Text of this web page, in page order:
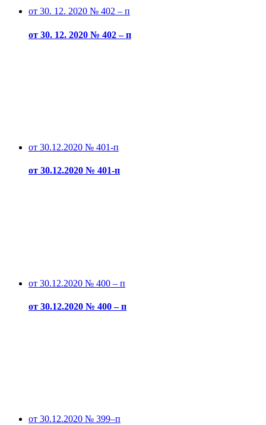
от 30. 12. 2020 № 402 – п
от 30. 12. 2020 № 402 – п
от 30.12.2020 № 401-п
от 30.12.2020 № 401-п
от 30.12.2020 № 400 – п
от 30.12.2020 № 400 – п
от 30.12.2020 № 399–п